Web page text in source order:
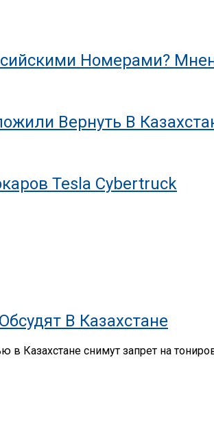
Номерами?
Вернуть В
Tesla Cybertruck
В Казахстане
в Казахстане снимут запрет на